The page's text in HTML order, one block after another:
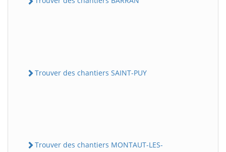
Trouver des chantiers SAINT-PUY
Trouver des chantiers MONTAUT-LES-